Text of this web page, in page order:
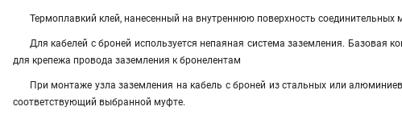
Термоплавкий клей, нанесенный на внутреннюю поверхность
Для кабелей с броней используется непаяная система заземления. Базовая
для крепежа провода заземления к бронелентам
При монтаже узла заземления на кабель с броней из стальных или
соответствующий выбранной муфте.